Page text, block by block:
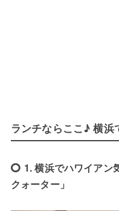
ランチならここ♪ 横浜
1. 横浜でハワイアン
クォーター」